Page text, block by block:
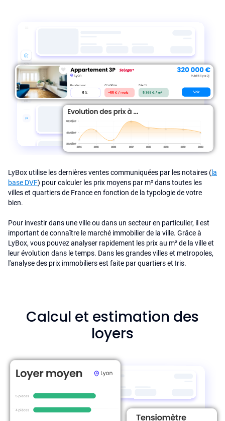
LyBox utilise les dernières ventes communiquées par les notaires (la
base DVF) pour calculer les prix moyens par m² dans toutes les
villes et quartiers de France en fonction de la typologie de votre
bien.
Pour investir dans une ville ou dans un secteur en particulier, il est
important de connaître le marché immobilier de la ville. Grâce à
LyBox, vous pouvez analyser rapidement les prix au m² de la ville et
leur évolution dans le temps. Dans les grandes villes et metropoles,
l'analyse des prix immobiliers est faite par quartiers et Iris.
Calcul et estimation des
loyers